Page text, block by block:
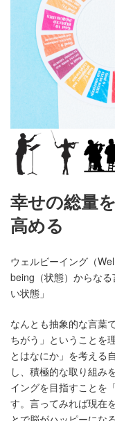
幸せの総量
高める
ウェルビーイング（
being（状態）からな
い状態」
なんとも抽象的な言葉
ちがう」ということを
とはなにか」を考える
し、積極的な取り組み
イングを目指すことを
す。言ってみれば現在